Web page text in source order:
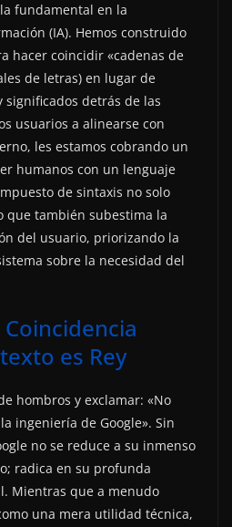
fundamental en la
(IA). Hemos construido
hacer coincidir «cadenas de
de letras) en lugar de
significados detrás de las
usuarios a alinearse con
les estamos cobrando un
humanos con un lenguaje
de sintaxis no solo
que también subestima la
del usuario, priorizando la
sobre la necesidad del
es Rey
hombros y exclamar: «No
ingeniería de Google». Sin
no se reduce a su inmenso
radica en su profunda
Mientras que a menudo
una mera utilidad técnica,